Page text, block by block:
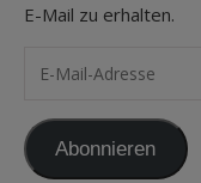
E-Mail zu erhalten.
Abonnieren